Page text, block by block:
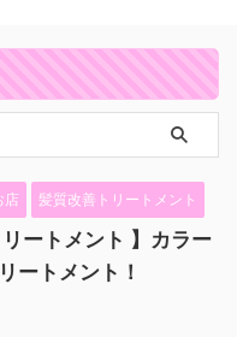
店 髪質改善トリートメント
リートメント 】カラー
ートメント！